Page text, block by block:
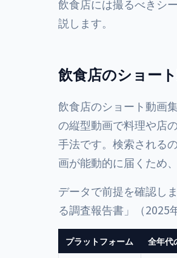
飲食店には撮るべきシ
説します。
飲食店のショー
飲食店のショート動画
の縦型動画で料理や店
手法です。検索される
画が能動的に届くため
データで前提を確認し
る調査報告書」（2025
プラットフォーム 全年代